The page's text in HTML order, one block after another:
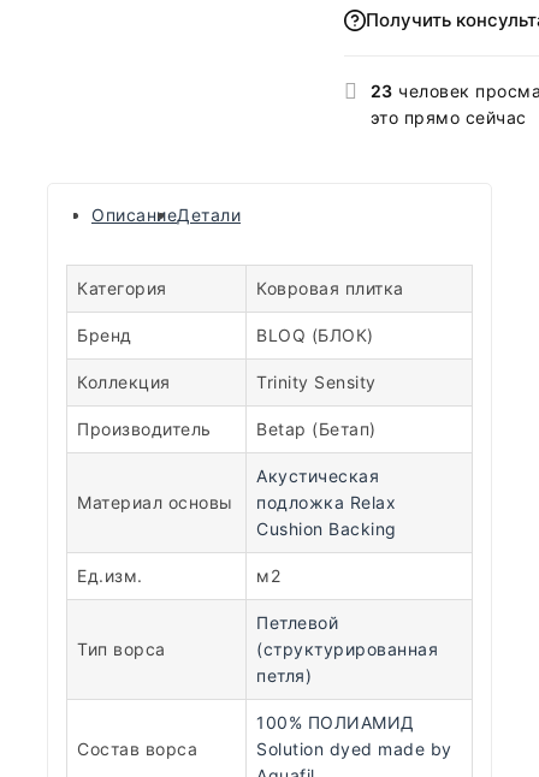
Получить
23 человек
это прямо сейчас
ОписаниеДетали
Категория Ковровая плитка
Бренд BLOQ (БЛОК)
Коллекция Trinity Sensity
Производитель Betap (Бетап)
Материал основы
Акустическая
подложка Relax
Cushion Backing
Ед.изм. м2
Тип ворса
Петлевой
(структурированная
петля)
Состав ворса
100% ПОЛИАМИД
Solution dyed made by